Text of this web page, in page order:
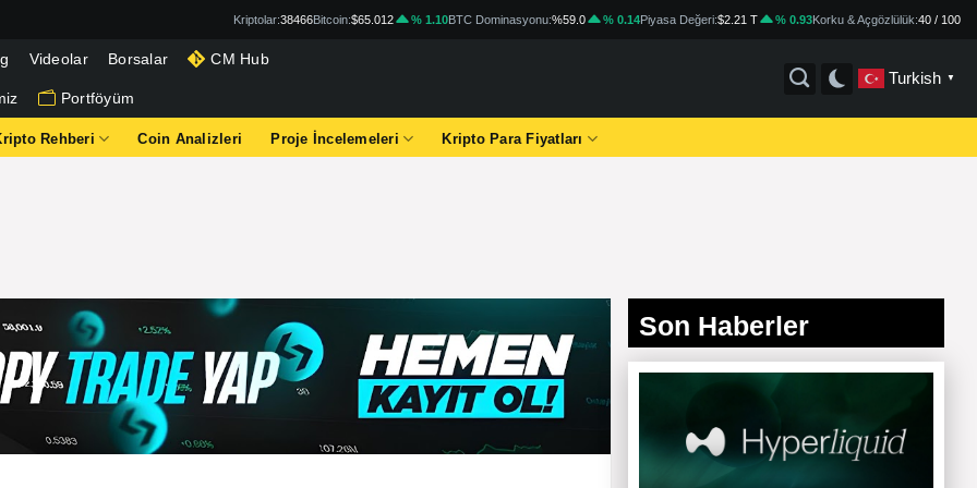
Kriptolar:38466Bitcoin:$65.012 % 1.10BTC Dominasyonu:%59.0 % 0.14Piyasa Değeri:$2.21 T % 0.93Korku & Açgözlülük:40 / 100
Videolar Borsalar CM Hub
Portföyüm
Turkish ▼
Rehberi Coin Analizleri Proje İncelemeleri Kripto Para Fiyatları
Son Haberler